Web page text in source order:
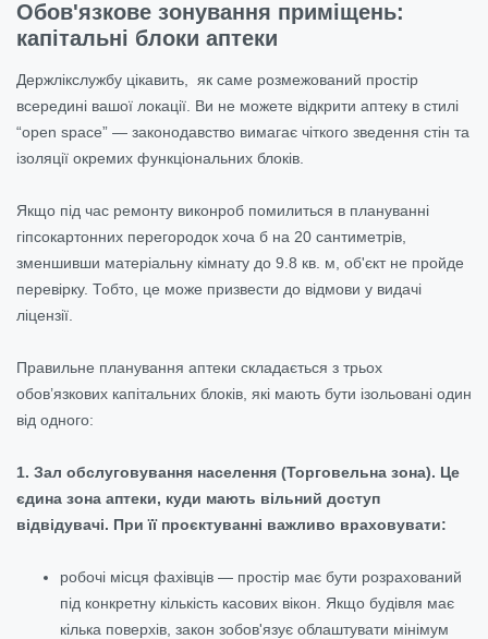
Обов'язкове зонування приміщень:
капітальні блоки аптеки
Держлікслужбу цікавить, як саме розмежований простір
всередині вашої локації. Ви не можете відкрити аптеку в стилі
“open space” — законодавство вимагає чіткого зведення стін та
ізоляції окремих функціональних блоків.
Якщо під час ремонту виконроб помилиться в плануванні
гіпсокартонних перегородок хоча б на 20 сантиметрів,
зменшивши матеріальну кімнату до 9.8 кв. м, об'єкт не пройде
перевірку. Тобто, це може призвести до відмови у видачі
ліцензії.
Правильне планування аптеки складається з трьох
обов’язкових капітальних блоків, які мають бути ізольовані один
від одного:
1. Зал обслуговування населення (Торговельна зона). Це
єдина зона аптеки, куди мають вільний доступ
відвідувачі. При її проєктуванні важливо враховувати:
робочі місця фахівців — простір має бути розрахований
під конкретну кількість касових вікон. Якщо будівля має
кілька поверхів, закон зобов'язує облаштувати мінімум